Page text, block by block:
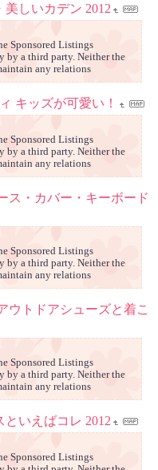
美しいカデン 2012
Sponsored Listings
by a third party. Neither the
any relations
キッズが可愛い！
Sponsored Listings
by a third party. Neither the
any relations
ス・カバー・キーボード
Sponsored Listings
by a third party. Neither the
any relations
ウトドアシューズと着こ
Sponsored Listings
by a third party. Neither the
any relations
といえばコレ 2012
Sponsored Listings